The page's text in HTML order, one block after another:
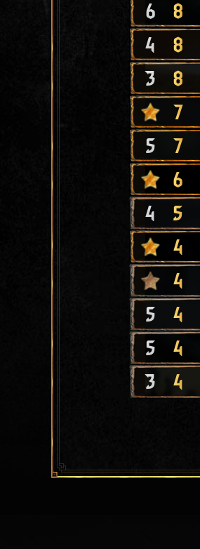
6 8
4 8
3 8
7
5 7
6
4 5
4
4
5 4
5 4
3 4